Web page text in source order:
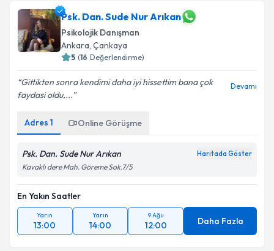
Psk. Dan. Sude Nur Arıkan
Psikolojik Danışman
Ankara, Çankaya
5 (16 Değerlendirme)
Gittikten sonra kendimi daha iyi hissettim bana çok
faydasi oldu,...
Devamı
Adres 1 Online Görüşme
Psk. Dan. Sude Nur Arıkan Haritada Göster
Kavaklı dere Mah. Göreme Sok.7/5
En Yakın Saatler
Yarın
13:00
Yarın
14:00
9 Ağu
12:00 Daha Fazla